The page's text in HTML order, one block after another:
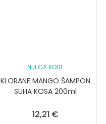
NJEGA KOSE
KLORANE MANGO ŠAMPON
SUHA KOSA 200ml
12,21 €